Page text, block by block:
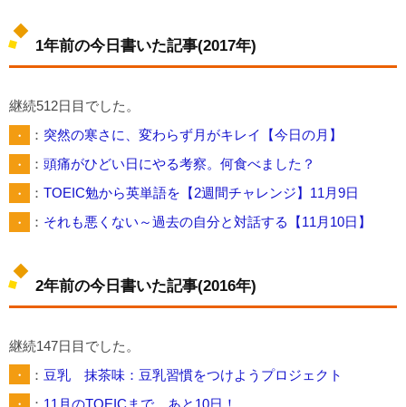
1年前の今日書いた記事(2017年)
継続512日目でした。
・
： 突然の寒さに、変わらず月がキレイ【今日の月】
・
： 頭痛がひどい日にやる考察。何食べました？
・
： TOEIC勉から英単語を【2週間チャレンジ】11月9日
・
： それも悪くない～過去の自分と対話する【11月10日】
2年前の今日書いた記事(2016年)
継続147日目でした。
・
： 豆乳 抹茶味：豆乳習慣をつけようプロジェクト
・
： 11月のTOEICまで、あと10日！